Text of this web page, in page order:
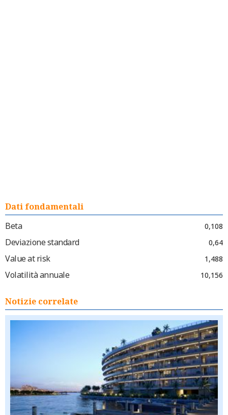
Dati fondamentali
Beta
0,108
Deviazione standard 0,64
Value at risk 1,488
Volatilità annuale 10,156
Notizie correlate